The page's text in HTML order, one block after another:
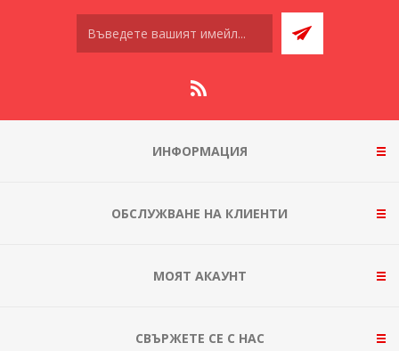
ИНФОРМАЦИЯ
ОБСЛУЖВАНЕ НА КЛИЕНТИ
МОЯТ АКАУНТ
СВЪРЖЕТЕ СЕ С НАС